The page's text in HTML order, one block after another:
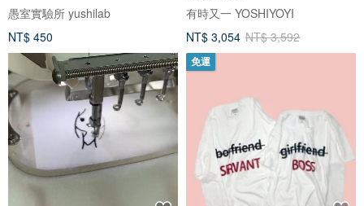
愚室實驗所 yushilab
NT$ 450
有時又一 YOSHIYOYI
NT$ 3,054 NT$ 3,592
免運